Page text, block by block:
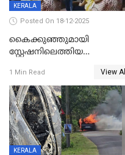
KERALA
Posted On 18-12-2025
കൈക്കുഞ്ഞുമായി
സ്റ്റേഷനിലെത്തിയ
കരണത്തടിച്ചു; CC ടിവി
ദൃശ്യങ്ങൾ പുറത്ത്
1 Min Read View All
KERALA